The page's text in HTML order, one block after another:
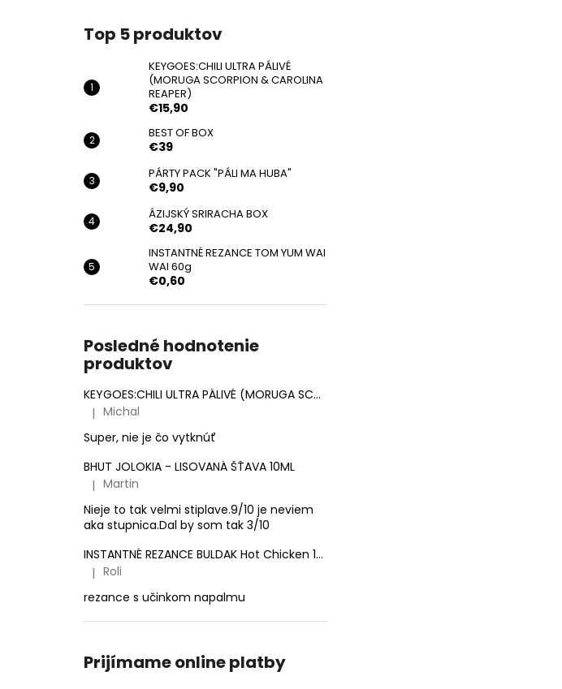
Top 5 produktov
KEYGOES:CHILI ULTRA PÁLIVÉ
(MORUGA SCORPION & CAROLINA
REAPER)
€15,90
BEST OF BOX
€39
PÁRTY PACK "PÁLI MA HUBA"
€9,90
ÁZIJSKÝ SRIRACHA BOX
€24,90
INSTANTNÉ REZANCE TOM YUM WAI
WAI 60g
€0,60
Posledné hodnotenie
produktov
KEYGOES:CHILI ULTRA PÁLIVÉ (MORUGA SCORPION & CAROLINA REAPER)
Hodnotenie produktu je 5 z 5 hviezdičiek.
| Michal
Super, nie je čo vytknúť
BHUT JOLOKIA - LISOVANÁ ŠŤAVA 10ML
Hodnotenie produktu je 3 z 5 hviezdičiek.
| Martin
Nieje to tak velmi stiplave.9/10 je neviem
aka stupnica.Dal by som tak 3/10
INSTANTNÉ REZANCE BULDAK Hot Chicken 140g
Hodnotenie produktu je 5 z 5 hviezdičiek.
| Roli
rezance s učinkom napalmu
Prijímame online platby